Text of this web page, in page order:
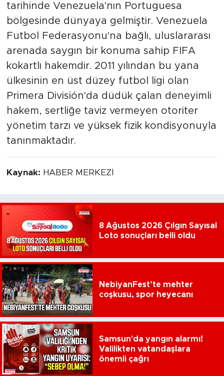
tarihinde Venezuela'nın Portuguesa
bölgesinde dünyaya gelmiştir. Venezuela
Futbol Federasyonu'na bağlı, uluslararası
arenada saygın bir konuma sahip FIFA
kokartlı hakemdir. 2011 yılından bu yana
ülkesinin en üst düzey futbol ligi olan
Primera División'da düdük çalan deneyimli
hakem, sertliğe taviz vermeyen otoriter
yönetim tarzı ve yüksek fizik kondisyonuyla
tanınmaktadır.
Kaynak: HABER MERKEZİ
8 Ağustos 2026 Çılgın Sayısal
Loto sonuçları belli oldu
NebiyanFest’te mehter
coşkusu, spor heyecanı
Samsun'da yangın alarmı!
Valilikten vatandaşlara
önemli çağrı